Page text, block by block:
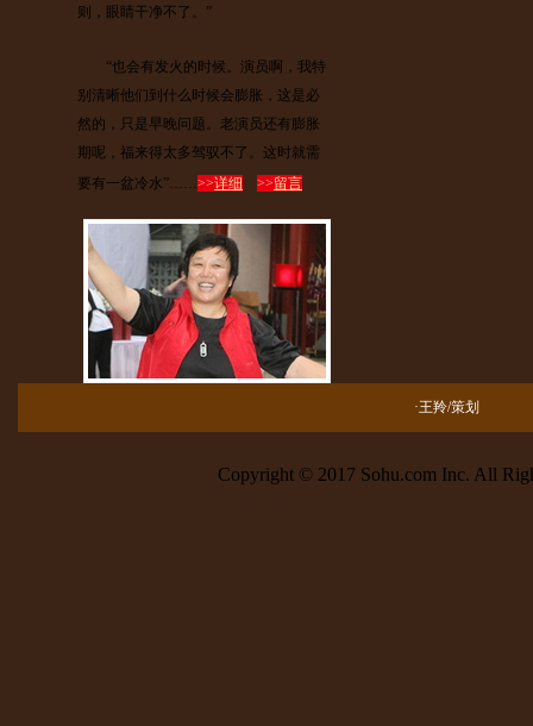
则，眼睛干净不了。”
“也会有发火的时候。演员啊，我特
别清晰他们到什么时候会膨胀，这是必
然的，只是早晚问题。老演员还有膨胀
期呢，福来得太多驾驭不了。这时就需
要有一盆冷水”……>>详细 >>留言
·王羚/策划
Copyright © 2017 Sohu.com Inc. All